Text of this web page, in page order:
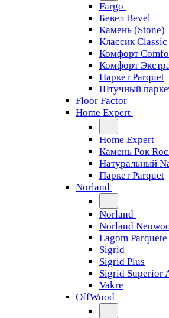
Fargo
Бевел Bevel
Камень (Stone)
Классик Classic
Комфорт
Комфорт
Паркет Parquet
Штучный
Floor Factor
Home Expert
Home Expert
Камень Рок
Натуральный
Паркет Parquet
Norland
Norland
Norland
Lagom Parquete
Sigrid
Sigrid Plus
Sigrid Superior
Vakre
OffWood